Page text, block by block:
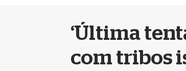
‘Última
com tribos